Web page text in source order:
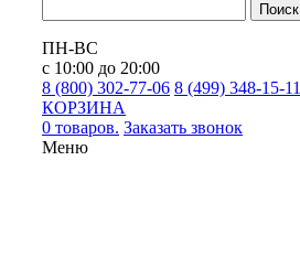
Поиск
ПН-ВС
с 10:00 до 20:00
8 (800) 302-77-06 8 (499) 348-15-11
КОРЗИНА
0 товаров. Заказать звонок
Меню